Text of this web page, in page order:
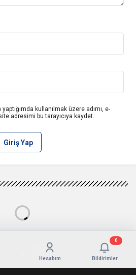
kullanılmak üzere adımı, e-
adresimi bu tarayıcıya kaydet.
Giriş Yap
Hesabım Bildirimler
0